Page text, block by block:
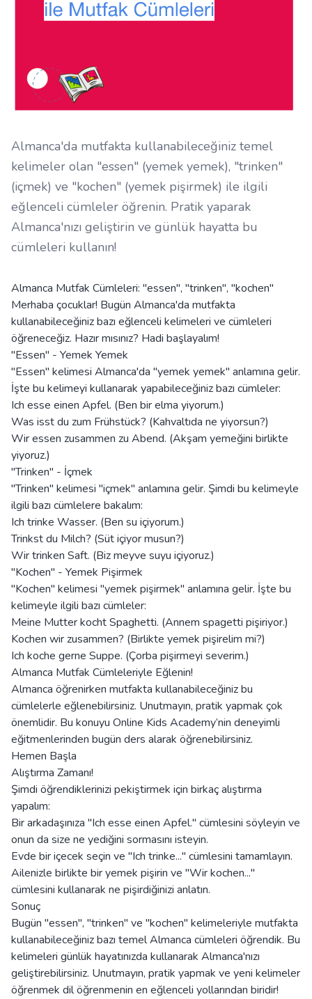
Almanca'da mutfakta kullanabileceğiniz temel
kelimeler olan "essen" (yemek yemek), "trinken"
(içmek) ve "kochen" (yemek pişirmek) ile ilgili
eğlenceli cümleler öğrenin. Pratik yaparak
Almanca'nızı geliştirin ve günlük hayatta bu
cümleleri kullanın!
Almanca Mutfak Cümleleri: "essen", "trinken", "kochen"
Merhaba çocuklar! Bugün Almanca'da mutfakta
kullanabileceğiniz bazı eğlenceli kelimeleri ve cümleleri
öğreneceğiz. Hazır mısınız? Hadi başlayalım!
"Essen" - Yemek Yemek
"Essen" kelimesi Almanca'da "yemek yemek" anlamına gelir.
İşte bu kelimeyi kullanarak yapabileceğiniz bazı cümleler:
Ich esse einen Apfel. (Ben bir elma yiyorum.)
Was isst du zum Frühstück? (Kahvaltıda ne yiyorsun?)
Wir essen zusammen zu Abend. (Akşam yemeğini birlikte
yiyoruz.)
"Trinken" - İçmek
"Trinken" kelimesi "içmek" anlamına gelir. Şimdi bu kelimeyle
ilgili bazı cümlelere bakalım:
Ich trinke Wasser. (Ben su içiyorum.)
Trinkst du Milch? (Süt içiyor musun?)
Wir trinken Saft. (Biz meyve suyu içiyoruz.)
"Kochen" - Yemek Pişirmek
"Kochen" kelimesi "yemek pişirmek" anlamına gelir. İşte bu
kelimeyle ilgili bazı cümleler:
Meine Mutter kocht Spaghetti. (Annem spagetti pişiriyor.)
Kochen wir zusammen? (Birlikte yemek pişirelim mi?)
Ich koche gerne Suppe. (Çorba pişirmeyi severim.)
Almanca Mutfak Cümleleriyle Eğlenin!
Almanca öğrenirken mutfakta kullanabileceğiniz bu
cümlelerle eğlenebilirsiniz. Unutmayın, pratik yapmak çok
önemlidir. Bu konuyu Online Kids Academy’nin deneyimli
eğitmenlerinden bugün ders alarak öğrenebilirsiniz.
Hemen Başla
Alıştırma Zamanı!
Şimdi öğrendiklerinizi pekiştirmek için birkaç alıştırma
yapalım:
Bir arkadaşınıza "Ich esse einen Apfel." cümlesini söyleyin ve
onun da size ne yediğini sormasını isteyin.
Evde bir içecek seçin ve "Ich trinke..." cümlesini tamamlayın.
Ailenizle birlikte bir yemek pişirin ve "Wir kochen..."
cümlesini kullanarak ne pişirdiğinizi anlatın.
Sonuç
Bugün "essen", "trinken" ve "kochen" kelimeleriyle mutfakta
kullanabileceğiniz bazı temel Almanca cümleleri öğrendik. Bu
kelimeleri günlük hayatınızda kullanarak Almanca'nızı
geliştirebilirsiniz. Unutmayın, pratik yapmak ve yeni kelimeler
öğrenmek dil öğrenmenin en eğlenceli yollarından biridir!